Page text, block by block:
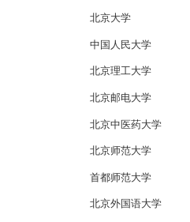
北京大学
中国人民大学
北京理工大学
北京邮电大学
北京中医药大学
北京师范大学
首都师范大学
北京外国语大学